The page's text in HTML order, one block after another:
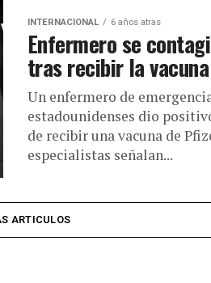
INTERNACIONAL 6 años atras
Enfermero se
tras recibir la
Un enfermero de
estadounidenses dio
de recibir una vacuna de
especialistas señalan...
ARTICULOS